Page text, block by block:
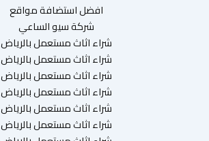
افضل استضافة مواقع
شركة سيو الساعي
شراء اثاث مستعمل بالرياض
شراء اثاث مستعمل بالرياض
شراء اثاث مستعمل بالرياض
شراء اثاث مستعمل بالرياض
شراء اثاث مستعمل بالرياض
شراء اثاث مستعمل بالرياض